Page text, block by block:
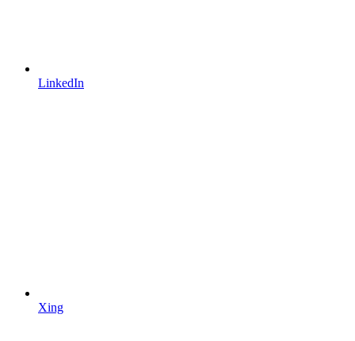
LinkedIn
Xing